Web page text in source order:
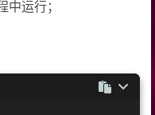
运行；